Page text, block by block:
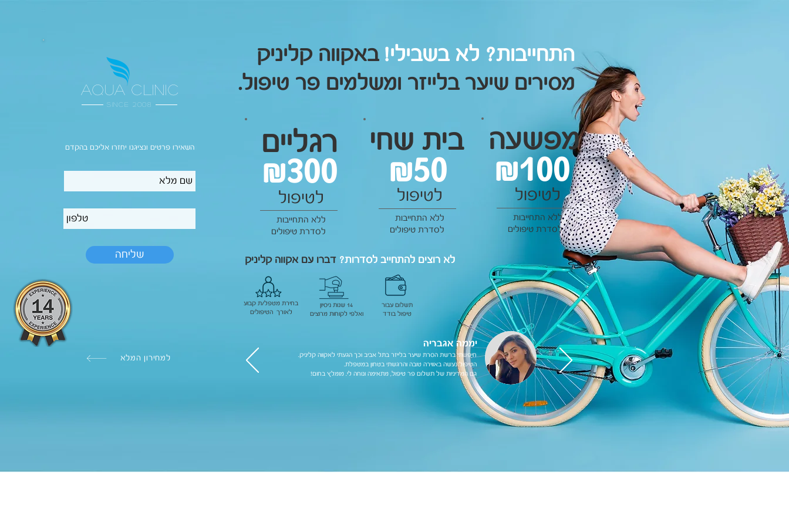
aqua clinic
since 2008
השאירו פרטים ונציגנו יחזרו אליכם בהקדם
שליחה
למחירון המלא
התחייבות? לא בשבילי! באקווה קליניק
מסירים שיער בלייזר ומשלמים פר טיפול.
רגליים
300&
ללא התחייבות
לסדרת טיפולים
לטיפול
בית שחי
50&
ללא התחייבות
לסדרת טיפולים
לטיפול
מפשעה
100&
ללא התחייבות
לסדרת טיפולים
לטיפול
14 שנות ניסיון
ואלפי לקוחות מרוצים
בחירת מטפל/ת קבוע
לאורך הטיפולים
תשלום עבור
טיפול בודד
יממה אגבריה
חיפשתי ברשת הסרת שיער בלייזר בתל אביב וכך הגעתי לאקווה קליניק.
הטיפול נעשה באווירה טובה והרגשתי בטחון במטפלת.
גם המדיניות של תשלום פר טיפול, מתאימה ונוחה לי. מומלץ בחום!
לא רוצים להתחייב לסדרות? דברו עם אקווה קליניק